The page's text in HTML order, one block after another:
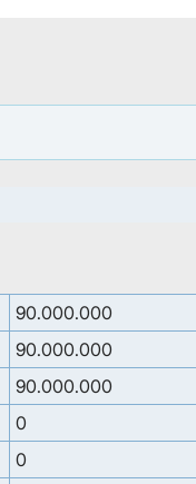
90.000.000
90.000.000
90.000.000
0
0